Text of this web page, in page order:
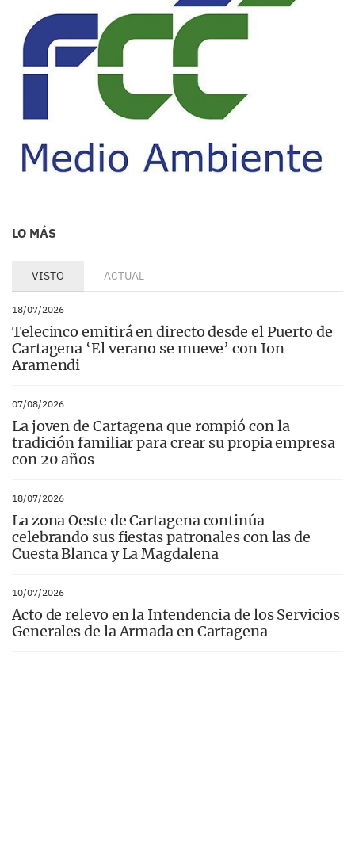
LO MÁS
VISTO ACTUAL
18/07/2026
Telecinco emitirá en directo desde el Puerto de
Cartagena ‘El verano se mueve’ con Ion
Aramendi
07/08/2026
La joven de Cartagena que rompió con la
tradición familiar para crear su propia empresa
con 20 años
18/07/2026
La zona Oeste de Cartagena continúa
celebrando sus fiestas patronales con las de
Cuesta Blanca y La Magdalena
10/07/2026
Acto de relevo en la Intendencia de los Servicios
Generales de la Armada en Cartagena